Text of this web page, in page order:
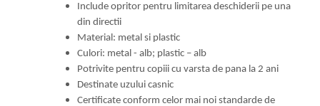
Include opritor pentru limitarea deschiderii pe una
din directii
Material: metal si plastic
Culori: metal - alb; plastic – alb
Potrivite pentru copiii cu varsta de pana la 2 ani
Destinate uzului casnic
Certificate conform celor mai noi standarde de